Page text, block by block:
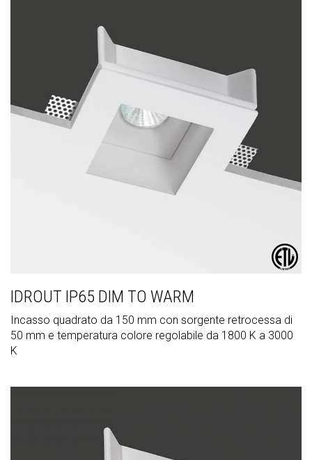
IDROUT IP65 DIM TO WARM
Incasso quadrato da 150 mm con sorgente retrocessa di
50 mm e temperatura colore regolabile da 1800 K a 3000
K